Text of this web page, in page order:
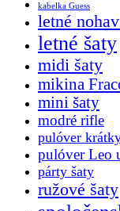
kabelka Guess
letné
letné šaty
midi šaty
mikina
mini šaty
modré rifle
pulóver
pulóver Leo
párty šaty
ružové šaty